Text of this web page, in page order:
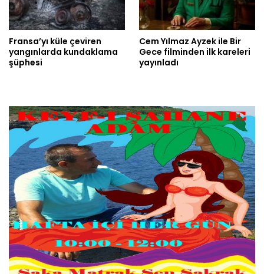
Fransa’yı küle çeviren
yangınlarda kundaklama
şüphesi
Cem Yılmaz Ayzek ile Bir
Gece filminden ilk kareleri
yayınladı